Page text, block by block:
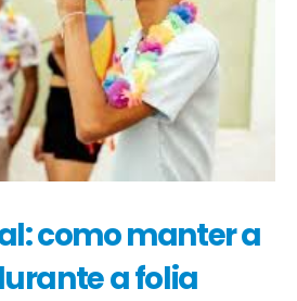
como manter a
a folia